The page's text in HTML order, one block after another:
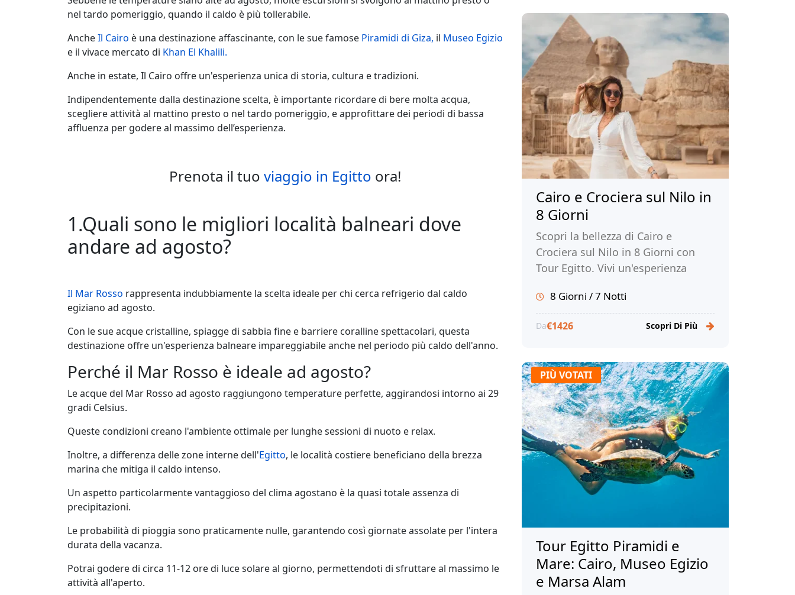
nel tardo pomeriggio, quando il caldo è più tollerabile.
AncheIl Cairo è una destinazione affascinante, con le sue famose Piramidi di Giza, il Museo Egizio
e il vivace mercato di Khan El Khalili.
Anche in estate, Il Cairo offre un'esperienza unica di storia, cultura e tradizioni.
Indipendentemente dalla destinazione scelta, è importante ricordare di bere molta acqua,
scegliere attività al mattino presto o nel tardo pomeriggio, e approfittare dei periodi di bassa
affluenza per godere al massimo dell’esperienza.
Prenota il tuo viaggio in Egitto ora!
1.Quali sono le migliori località balneari dove
andare ad agosto?
Il Mar Rosso rappresenta indubbiamente la scelta ideale per chi cerca refrigerio dal caldo
egiziano ad agosto.
Con le sue acque cristalline, spiagge di sabbia fine e barriere coralline spettacolari, questa
destinazione offre un'esperienza balneare impareggiabile anche nel periodo più caldo dell'anno.
Perché il Mar Rosso è ideale ad agosto?
Le acque del Mar Rosso ad agosto raggiungono temperature perfette, aggirandosi intorno ai 29
gradi Celsius.
Queste condizioni creano l'ambiente ottimale per lunghe sessioni di nuoto e relax.
Inoltre, a differenza delle zone interne dell'Egitto, le località costiere beneficiano della brezza
marina che mitiga il caldo intenso.
Un aspetto particolarmente vantaggioso del clima agostano è la quasi totale assenza di
precipitazioni.
Le probabilità di pioggia sono praticamente nulle, garantendo così giornate assolate per l'intera
durata della vacanza.
Potrai godere di circa 11-12 ore di luce solare al giorno, permettendoti di sfruttare al massimo le
attività all'aperto.
Cairo e Crociera sul Nilo in
8 Giorni
Scopri la bellezza di Cairo e
Crociera sul Nilo in 8 Giorni con
Tour Egitto. Vivi un'esperienza
faraoni e prenota ora!
8 Giorni / 7 Notti
Da€1426 Scopri Di Più
PIÙ VOTATI
Tour Egitto Piramidi e
Mare: Cairo, Museo Egizio
e Marsa Alam